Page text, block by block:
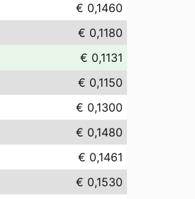
€ 0,1460
€ 0,1180
€ 0,1131
€ 0,1150
€ 0,1300
€ 0,1480
€ 0,1461
€ 0,1530